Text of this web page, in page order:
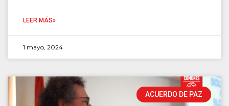
LEER MÁS»
1 mayo, 2024
ACUERDO DE PAZ